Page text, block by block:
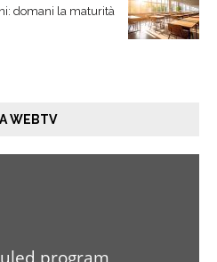
domani la maturità
WEBTV